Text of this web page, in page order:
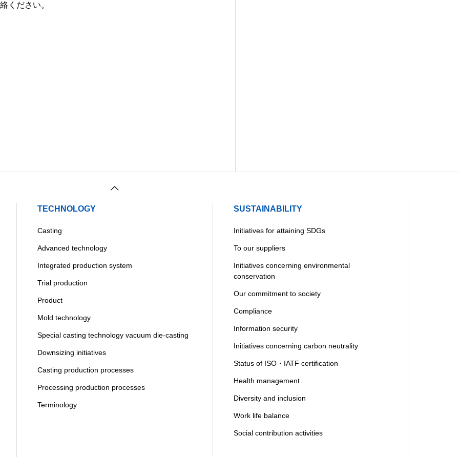
ください。
TECHNOLOGY
Casting
Advanced technology
Integrated production system
Trial production
Product
Mold technology
Special casting technology vacuum die-casting
Downsizing initiatives
Casting production processes
Processing production processes
Terminology
SUSTAINABILITY
Initiatives for attaining SDGs
To our suppliers
Initiatives concerning environmental
conservation
Our commitment to society
Compliance
Information security
Initiatives concerning carbon neutrality
Status of ISO・IATF certification
Health management
Diversity and inclusion
Work life balance
Social contribution activities